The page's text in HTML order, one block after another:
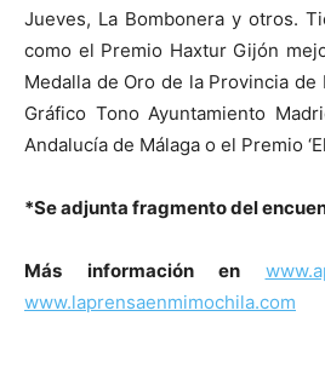
Jueves, La Bombonera y otros.
como el Premio Haxtur Gijón
Medalla de Oro de la Provincia de
Gráfico Tono Ayuntamiento
Andalucía de Málaga o el Premio
*Se adjunta fragmento del
Más información en
www.laprensaenmimochila.com